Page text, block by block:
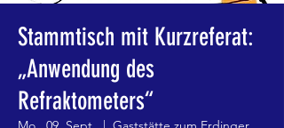
Stammtisch mit Kurzreferat:
„Anwendung des
Refraktometers“